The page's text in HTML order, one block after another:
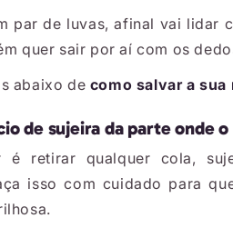
par de luvas, afinal vai lidar
quer sair por aí com os
abaixo de como salvar a
de sujeira da parte onde
é retirar qualquer cola,
isso com cuidado para